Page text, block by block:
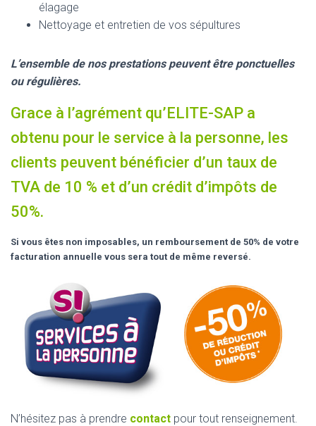
élagage
Nettoyage et entretien de vos sépultures
L’ensemble de nos prestations peuvent être ponctuelles
ou régulières.
Grace à l’agrément qu’ELITE-SAP a
obtenu pour le service à la personne, les
clients peuvent bénéficier d’un taux de
TVA de 10 % et d’un crédit d’impôts de
50%.
Si vous êtes non imposables, un remboursement de 50% de votre
facturation annuelle vous sera tout de même reversé.
N’hésitez pas à prendre contact pour tout renseignement.